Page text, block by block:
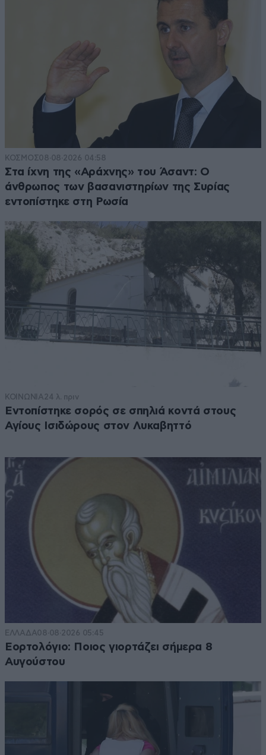
ΚΟΣΜΟΣ08·08·2026 04:58
Στα ίχνη της «Αράχνης» του Άσαντ: Ο
άνθρωπος των βασανιστηρίων της Συρίας
εντοπίστηκε στη Ρωσία
ΚΟΙΝΩΝΙΑ 24 λ. πριν
Εντοπίστηκε σορός σε σπηλιά κοντά στους
Αγίους Ισιδώρους στον Λυκαβηττό
ΕΛΛΑΔΑ08·08·2026 05:45
Εορτολόγιο: Ποιος γιορτάζει σήμερα 8
Αυγούστου